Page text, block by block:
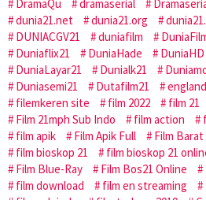
DramaQu
dramaserial
dunia21.net
dunia21.org
DUNIACGV21
duniafilm
Duniaflix21
DuniaHade DuniaHD
DuniaLayar21
Dunialk21
Duniasemi21
Dutafilm21
filemkeren site
film 2022 film 21
Film 21mph Sub Indo
film action
film apik
Film Apik Full Film Barat
film bioskop 21
film bioskop 21
Film Blue-Ray
Film Bos21 Online
film download
film en streaming